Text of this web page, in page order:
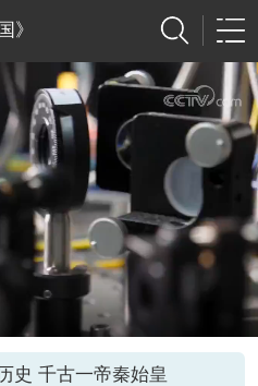
》
史 千古一帝秦始皇